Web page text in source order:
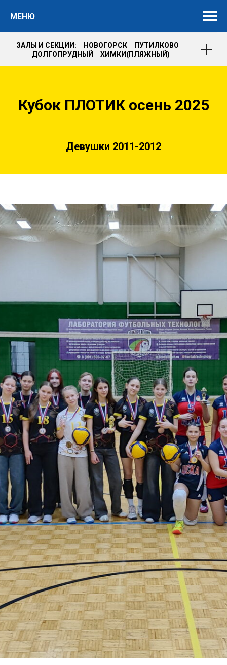
МЕНЮ
ЗАЛЫ И СЕКЦИИ: НОВОГОРСК ПУТИЛКОВО
ДОЛГОПРУДНЫЙ ХИМКИ(ПЛЯЖНЫЙ)
Кубок ПЛОТИК осень 2025
Девушки 2011-2012